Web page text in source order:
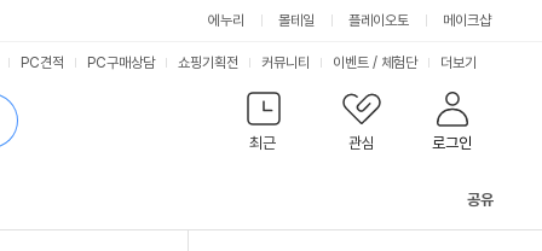
에누리 몰테일 플레이오토 메이크샵
최근 관심 로그인
PC견적 PC구매상담 쇼핑기획전 커뮤니티 이벤트 / 체험단 더보기
공유